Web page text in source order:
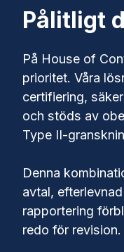
Pålitligt
På House of
prioritet. Våra
certifiering,
och stöds av
Type II-
Denna
avtal,
rapportering
redo för revision.